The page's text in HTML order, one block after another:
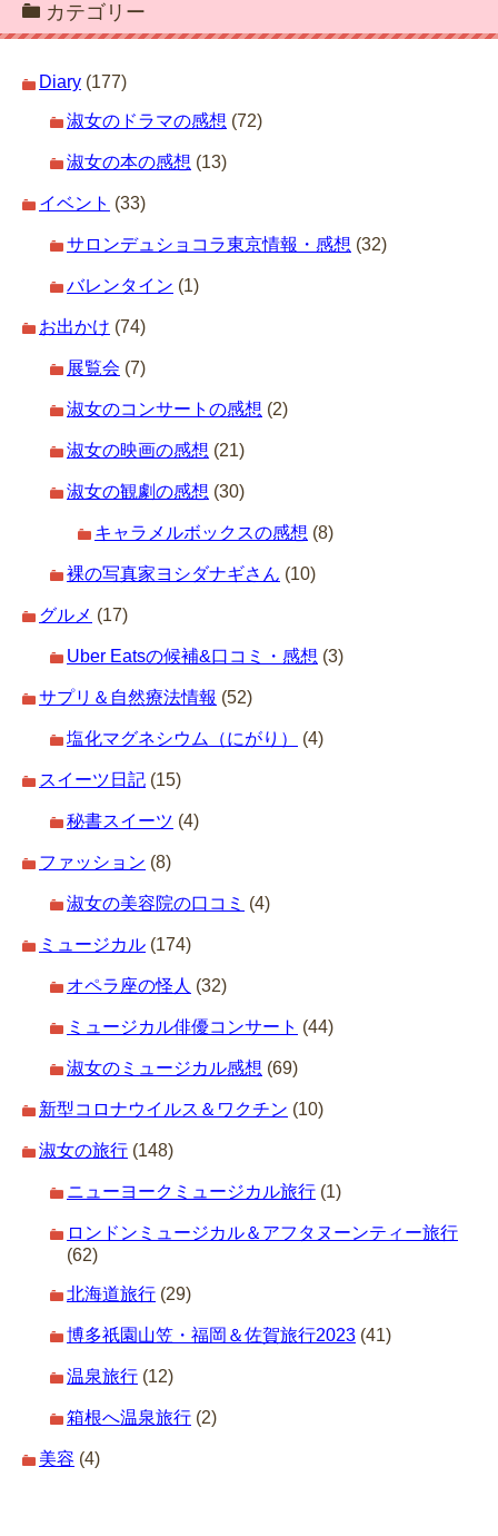
カテゴリー
Diary (177)
淑女のドラマの感想 (72)
淑女の本の感想 (13)
イベント (33)
サロンデュショコラ東京情報・感想 (32)
バレンタイン (1)
お出かけ (74)
展覧会 (7)
淑女のコンサートの感想 (2)
淑女の映画の感想 (21)
淑女の観劇の感想 (30)
キャラメルボックスの感想 (8)
裸の写真家ヨシダナギさん (10)
グルメ (17)
Uber Eatsの候補&口コミ・感想 (3)
サプリ＆自然療法情報 (52)
塩化マグネシウム（にがり） (4)
スイーツ日記 (15)
秘書スイーツ (4)
ファッション (8)
淑女の美容院の口コミ (4)
ミュージカル (174)
オペラ座の怪人 (32)
ミュージカル俳優コンサート (44)
淑女のミュージカル感想 (69)
新型コロナウイルス＆ワクチン (10)
淑女の旅行 (148)
ニューヨークミュージカル旅行 (1)
ロンドンミュージカル＆アフタヌーンティー旅行
(62)
北海道旅行 (29)
博多祇園山笠・福岡＆佐賀旅行2023 (41)
温泉旅行 (12)
箱根へ温泉旅行 (2)
美容 (4)